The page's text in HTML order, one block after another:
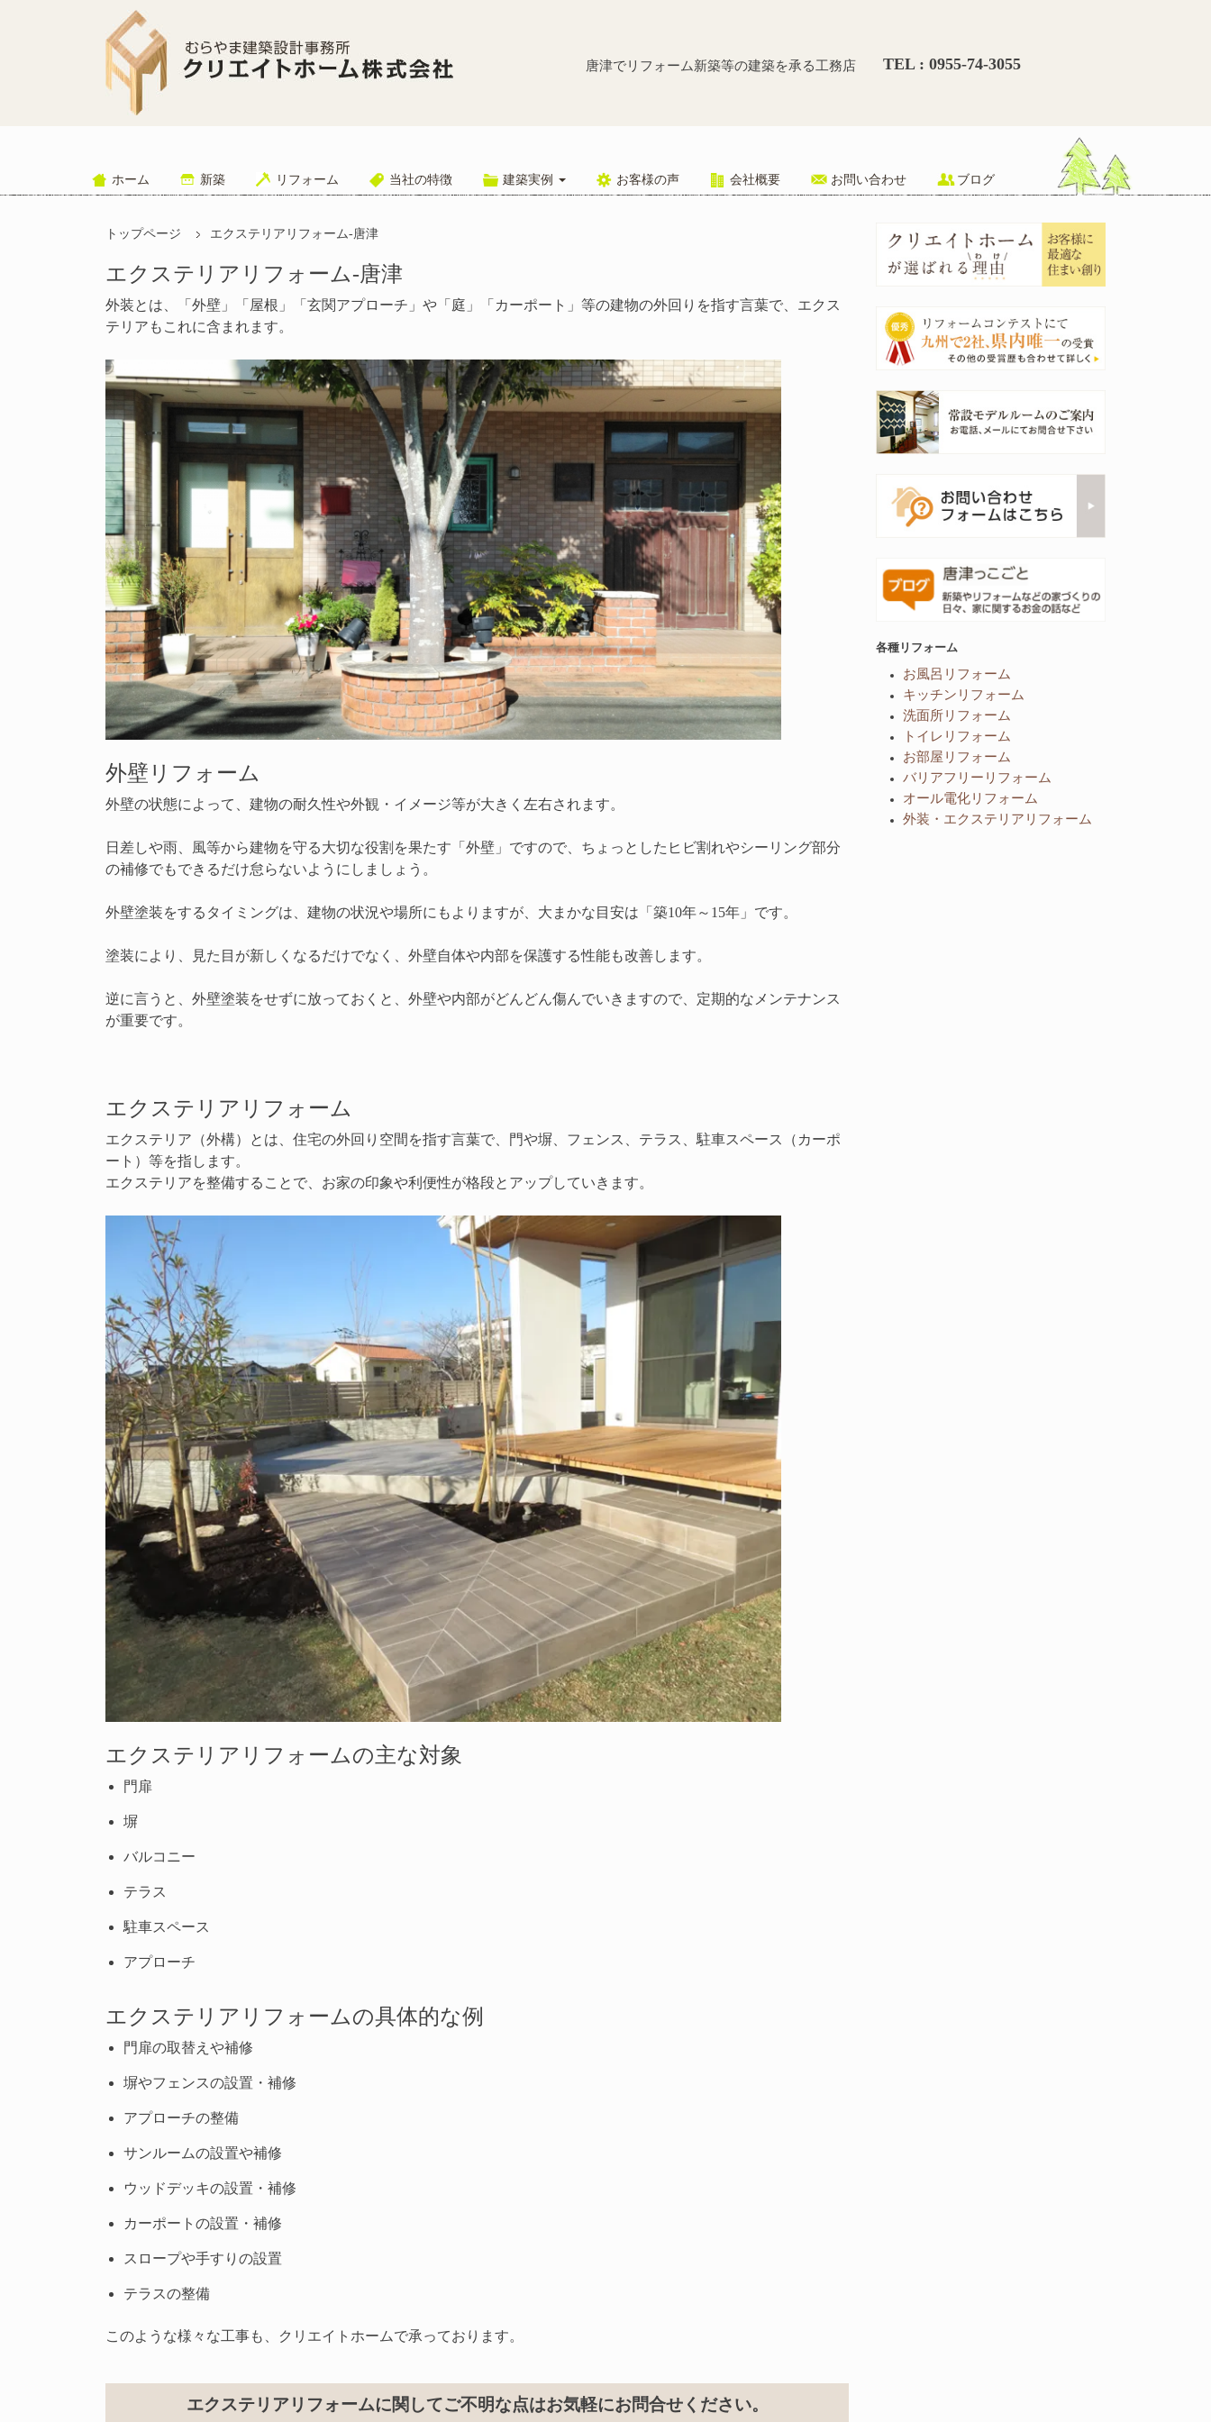
唐津でリフォーム新築等の建築を承る工務店 TEL : 0955-74-3055
ホーム 新築 リフォーム 当社の特徴 建築実例 お客様の声 会社概要 お問い合わせ ブログ
トップページ エクステリアリフォーム-唐津
エクステリアリフォーム-唐津
外装とは、「外壁」「屋根」「玄関アプローチ」や「庭」「カーポート」等の建物の外回りを指す言葉で、エクス
テリアもこれに含まれます。
外壁リフォーム
外壁の状態によって、建物の耐久性や外観・イメージ等が大きく左右されます。
日差しや雨、風等から建物を守る大切な役割を果たす「外壁」ですので、ちょっとしたヒビ割れやシーリング部分
の補修でもできるだけ怠らないようにしましょう。
外壁塗装をするタイミングは、建物の状況や場所にもよりますが、大まかな目安は「築10年～15年」です。
塗装により、見た目が新しくなるだけでなく、外壁自体や内部を保護する性能も改善します。
逆に言うと、外壁塗装をせずに放っておくと、外壁や内部がどんどん傷んでいきますので、定期的なメンテナンス
が重要です。
エクステリアリフォーム
エクステリア（外構）とは、住宅の外回り空間を指す言葉で、門や塀、フェンス、テラス、駐車スペース（カーポ
ート）等を指します。
エクステリアを整備することで、お家の印象や利便性が格段とアップしていきます。
エクステリアリフォームの主な対象
門扉
塀
バルコニー
テラス
駐車スペース
アプローチ
エクステリアリフォームの具体的な例
門扉の取替えや補修
塀やフェンスの設置・補修
アプローチの整備
サンルームの設置や補修
ウッドデッキの設置・補修
カーポートの設置・補修
スロープや手すりの設置
テラスの整備
このような様々な工事も、クリエイトホームで承っております。
エクステリアリフォームに関してご不明な点はお気軽にお問合せください。
各種リフォーム
お風呂リフォーム
キッチンリフォーム
洗面所リフォーム
トイレリフォーム
お部屋リフォーム
バリアフリーリフォーム
オール電化リフォーム
外装・エクステリアリフォーム